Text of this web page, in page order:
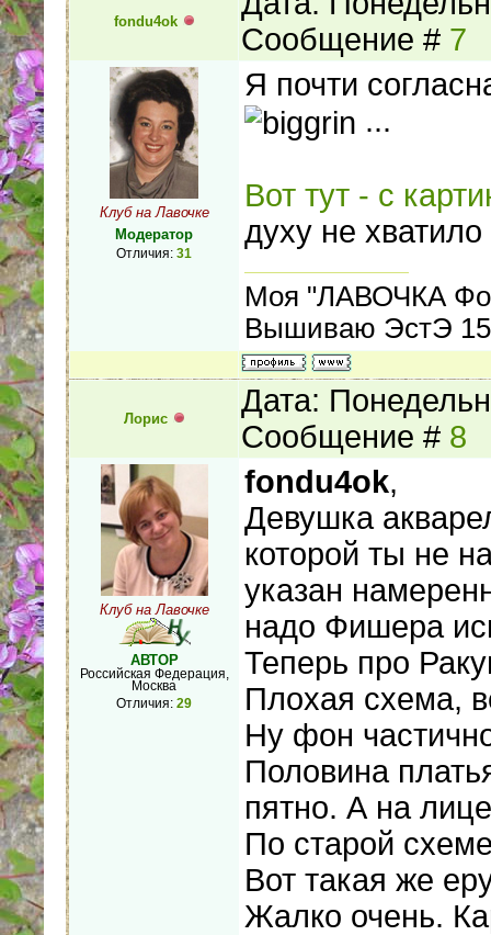
fondu4ok
Сообщение # 7
Клуб на Лавочке
Модератор
Отличия: 31
Я почти
...
Вот тут - с
духу не
Моя "ЛАВОЧКА
Вышиваю ЭстЭ
Лорис
Дата:
Сообщение # 8
Клуб на Лавочке
АВТОР
Российская Федерация,
Москва
Отличия: 29
fondu4ok,
Девушка
которой ты не
указан
надо Фишера
Теперь про
Плохая схема,
Ну фон
Половина
пятно. А на
По старой
Вот такая же
Жалко очень.